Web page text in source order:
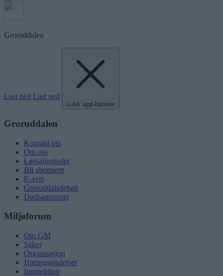
Groruddalen
Last ned Last ned
Lukk app-banner
Groruddalen
Kontakt oss
Om oss
Løssalgssteder
Bli abonnent
E-avis
Groruddalsdebatt
Dødsannonser
Miljøforum
Om GM
Saker
Organisasjon
Høringsuttalelser
Innmelding